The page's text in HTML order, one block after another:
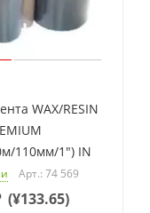
WAX/RESIN
110мм/1") IN
Арт.: 74 569
(¥133.65)